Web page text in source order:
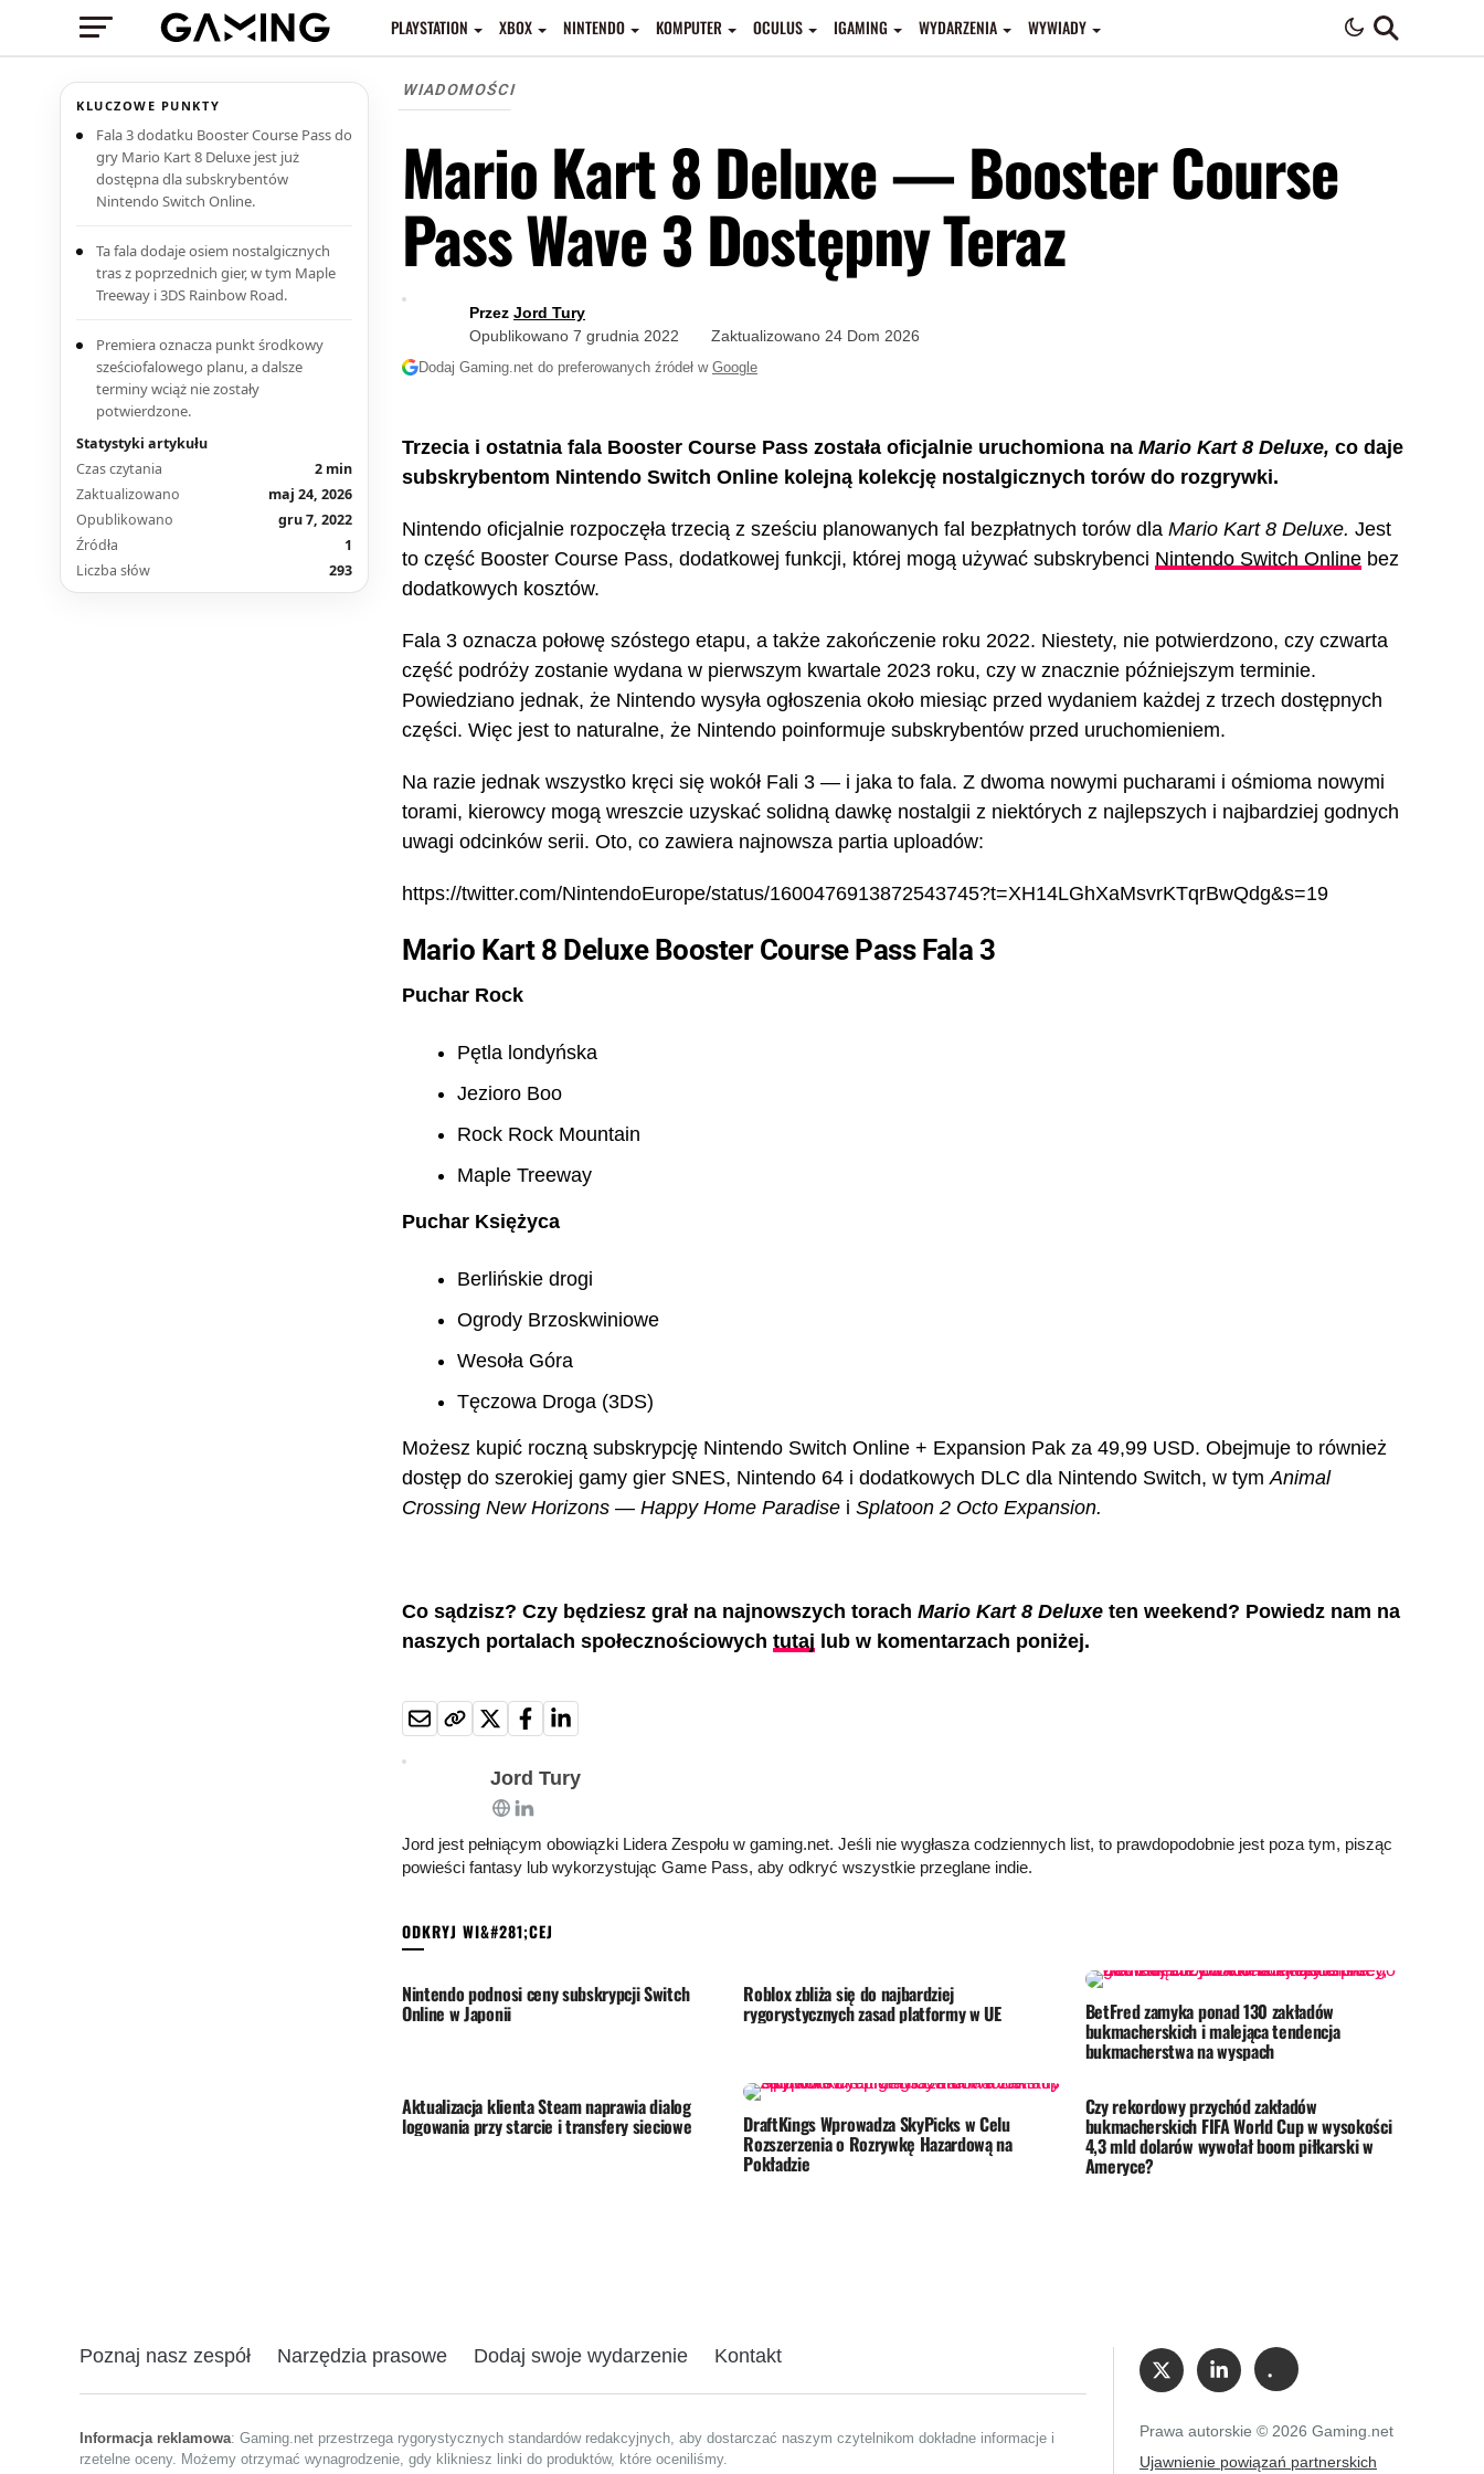
PLAYSTATION XBOX NINTENDO KOMPUTER OCULUS IGAMING WYDARZENIA WYWIADY
KLUCZOWE PUNKTY
Fala 3 dodatku Booster Course Pass do
gry Mario Kart 8 Deluxe jest już
dostępna dla subskrybentów
Nintendo Switch Online.
Ta fala dodaje osiem nostalgicznych
tras z poprzednich gier, w tym Maple
Treeway i 3DS Rainbow Road.
Premiera oznacza punkt środkowy
sześciofalowego planu, a dalsze
terminy wciąż nie zostały
potwierdzone.
Statystyki artykułu
Czas czytania
2 min
Zaktualizowano
maj 24, 2026
Opublikowano
gru 7, 2022
Źródła
1
Liczba słów
293
WIADOMOŚCI
Mario Kart 8 Deluxe — Booster Course
Pass Wave 3 Dostępny Teraz
Opublikowano 7 grudnia 2022 Zaktualizowano 24 Dom 2026
Przez Jord Tury
Dodaj Gaming.net do preferowanych źródeł w Google
Trzecia i ostatnia fala Booster Course Pass została oficjalnie uruchomiona na Mario Kart 8 Deluxe, co daje
subskrybentom Nintendo Switch Online kolejną kolekcję nostalgicznych torów do rozgrywki.
Nintendo oficjalnie rozpoczęła trzecią z sześciu planowanych fal bezpłatnych torów dla Mario Kart 8 Deluxe. Jest
to część Booster Course Pass, dodatkowej funkcji, której mogą używać subskrybenci Nintendo Switch Online bez
dodatkowych kosztów.
Fala 3 oznacza połowę szóstego etapu, a także zakończenie roku 2022. Niestety, nie potwierdzono, czy czwarta
część podróży zostanie wydana w pierwszym kwartale 2023 roku, czy w znacznie późniejszym terminie.
Powiedziano jednak, że Nintendo wysyła ogłoszenia około miesiąc przed wydaniem każdej z trzech dostępnych
części. Więc jest to naturalne, że Nintendo poinformuje subskrybentów przed uruchomieniem.
Na razie jednak wszystko kręci się wokół Fali 3 — i jaka to fala. Z dwoma nowymi pucharami i ośmioma nowymi
torami, kierowcy mogą wreszcie uzyskać solidną dawkę nostalgii z niektórych z najlepszych i najbardziej godnych
uwagi odcinków serii. Oto, co zawiera najnowsza partia uploadów:
https://twitter.com/NintendoEurope/status/1600476913872543745?t=XH14LGhXaMsvrKTqrBwQdg&s=19
Mario Kart 8 Deluxe Booster Course Pass Fala 3
Puchar Rock
Pętla londyńska
Jezioro Boo
Rock Rock Mountain
Maple Treeway
Puchar Księżyca
Berlińskie drogi
Ogrody Brzoskwiniowe
Wesoła Góra
Tęczowa Droga (3DS)
Możesz kupić roczną subskrypcję Nintendo Switch Online + Expansion Pak za 49,99 USD. Obejmuje to również
dostęp do szerokiej gamy gier SNES, Nintendo 64 i dodatkowych DLC dla Nintendo Switch, w tymAnimal
Crossing New Horizons — Happy Home Paradise i Splatoon 2 Octo Expansion.
Co sądzisz? Czy będziesz grał na najnowszych torach Mario Kart 8 Deluxe ten weekend? Powiedz nam na
naszych portalach społecznościowych tutaj lub w komentarzach poniżej.
Jord Tury
Jord jest pełniącym obowiązki Lidera Zespołu w gaming.net. Jeśli nie wygłasza codziennych list, to prawdopodobnie jest poza tym, pisząc
powieści fantasy lub wykorzystując Game Pass, aby odkryć wszystkie przeglane indie.
Nintendo podnosi ceny subskrypcji Switch
Online w Japonii
Roblox zbliża się do najbardziej
rygorystycznych zasad platformy w UE BetFred zamyka ponad 130 zakładów
bukmacherskich i malejąca tendencja
bukmacherstwa na wyspach
Aktualizacja klienta Steam naprawia dialog
logowania przy starcie i transfery sieciowe DraftKings Wprowadza SkyPicks w Celu
Rozszerzenia o Rozrywkę Hazardową na
Pokładzie
Czy rekordowy przychód zakładów
bukmacherskich FIFA World Cup w wysokości
4,3 mld dolarów wywołał boom piłkarski w
Ameryce?
Poznaj nasz zespół Narzędzia prasowe Dodaj swoje wydarzenie Kontakt
Informacja reklamowa: Gaming.net przestrzega rygorystycznych standardów redakcyjnych, aby dostarczać naszym czytelnikom dokładne informacje i
rzetelne oceny. Możemy otrzymać wynagrodzenie, gdy klikniesz linki do produktów, które oceniliśmy.
Prawa autorskie © 2026 Gaming.net
Ujawnienie powiązań partnerskich